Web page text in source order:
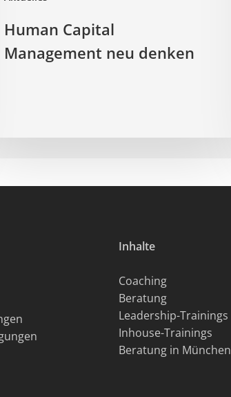
Human Capital
Management neu denken
Inhalte
Coaching
Beratung
Leadership-Trainings
Inhouse-Trainings
Beratung in München